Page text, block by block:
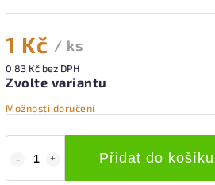
1 Kč / ks
0,83 Kč bez DPH
Zvolte variantu
Možnosti doručení
Přidat do košíku